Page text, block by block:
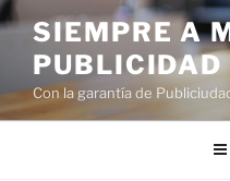
Saltar
contenido
SIEMPRE A
PUBLICIDAD
Con la garantía de